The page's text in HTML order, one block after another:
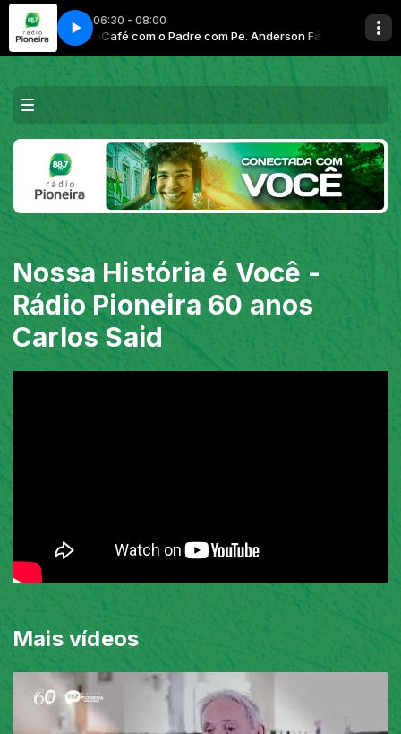
06:30 - 08:00
FábioCafé com o Padre com Pe. Anderson Fábio
Nossa História é Você -
Rádio Pioneira 60 anos
Carlos Said
Mais vídeos